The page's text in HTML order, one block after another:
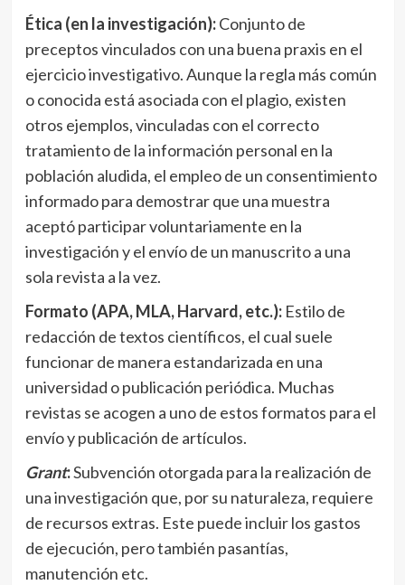
Ética (en la investigación):Conjunto de
preceptos vinculados con una buena praxis en el
ejercicio investigativo. Aunque la regla más común
o conocida está asociada con el plagio, existen
otros ejemplos, vinculadas con el correcto
tratamiento de la información personal en la
población aludida, el empleo de un consentimiento
informado para demostrar que una muestra
aceptó participar voluntariamente en la
investigación y el envío de un manuscrito a una
sola revista a la vez.
Formato (APA, MLA, Harvard, etc.):Estilo de
redacción de textos científicos, el cual suele
funcionar de manera estandarizada en una
universidad o publicación periódica. Muchas
revistas se acogen a uno de estos formatos para el
envío y publicación de artículos.
Grant:Subvención otorgada para la realización de
una investigación que, por su naturaleza, requiere
de recursos extras. Este puede incluir los gastos
de ejecución, pero también pasantías,
manutención etc.